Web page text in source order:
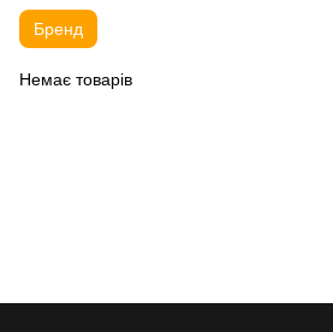
Бренд
Немає товарів